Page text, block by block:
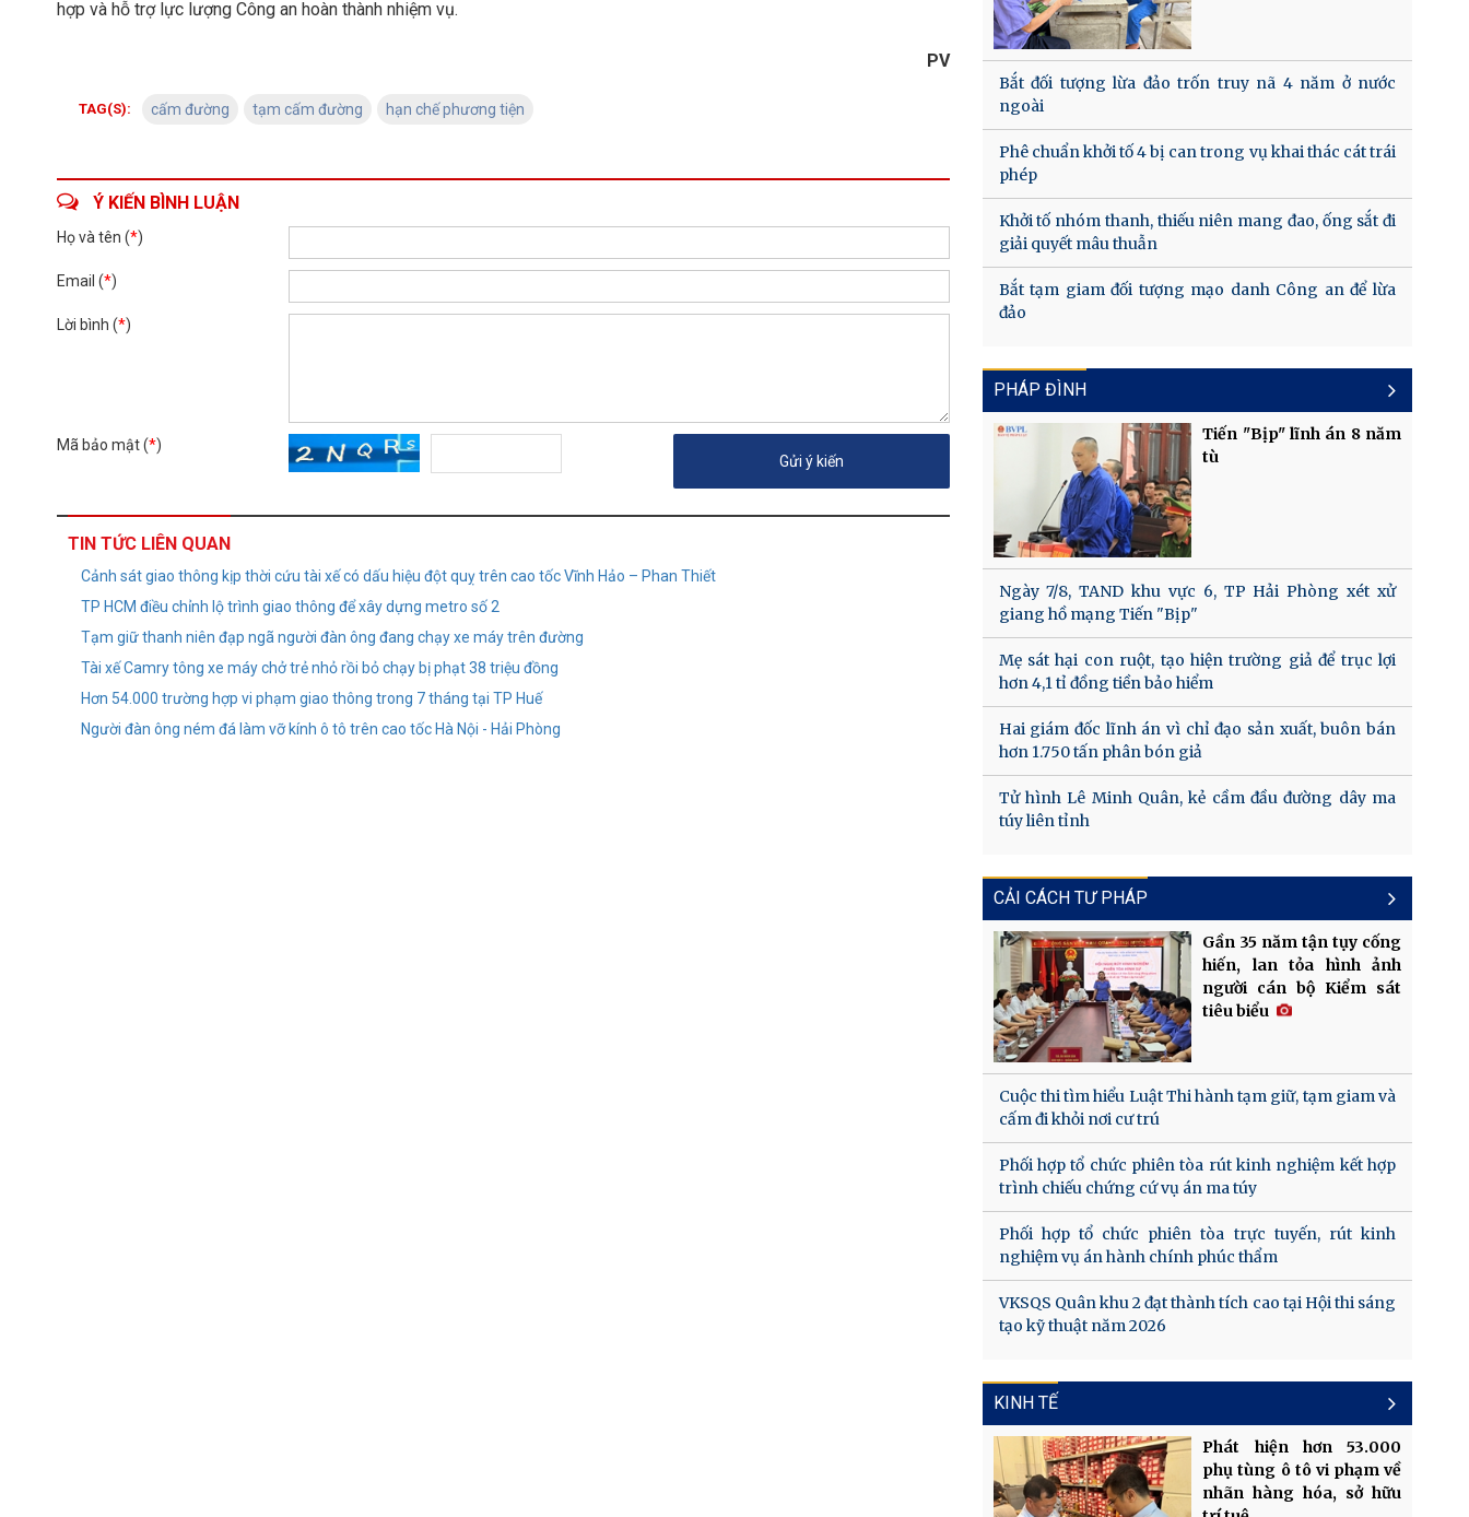
hợp và hỗ trợ lực lượng Công an hoàn thành nhiệm vụ.
PV
TAG(S): cấm đường tạm cấm đường hạn chế phương tiện
Ý KIẾN BÌNH LUẬN
Họ và tên (*)
Email (*)
Lời bình (*)
Mã bảo mật (*)
TIN TỨC LIÊN QUAN
Cảnh sát giao thông kịp thời cứu tài xế có dấu hiệu đột quỵ trên cao tốc Vĩnh Hảo – Phan Thiết
TP HCM điều chỉnh lộ trình giao thông để xây dựng metro số 2
Tạm giữ thanh niên đạp ngã người đàn ông đang chạy xe máy trên đường
Tài xế Camry tông xe máy chở trẻ nhỏ rồi bỏ chạy bị phạt 38 triệu đồng
Hơn 54.000 trường hợp vi phạm giao thông trong 7 tháng tại TP Huế
Người đàn ông ném đá làm vỡ kính ô tô trên cao tốc Hà Nội - Hải Phòng
Bắt đối tượng lừa đảo trốn truy nã 4 năm ở nước
ngoài
Phê chuẩn khởi tố 4 bị can trong vụ khai thác cát trái
phép
Khởi tố nhóm thanh, thiếu niên mang đao, ống sắt đi
giải quyết mâu thuẫn
Bắt tạm giam đối tượng mạo danh Công an để lừa
đảo
PHÁP ĐÌNH
Tiến "Bịp" lĩnh án 8 năm
tù
Ngày 7/8, TAND khu vực 6, TP Hải Phòng xét xử
giang hồ mạng Tiến "Bịp"
Mẹ sát hại con ruột, tạo hiện trường giả để trục lợi
hơn 4,1 tỉ đồng tiền bảo hiểm
Hai giám đốc lĩnh án vì chỉ đạo sản xuất, buôn bán
hơn 1.750 tấn phân bón giả
Tử hình Lê Minh Quân, kẻ cầm đầu đường dây ma
túy liên tỉnh
CẢI CÁCH TƯ PHÁP
Gần 35 năm tận tụy cống
hiến, lan tỏa hình ảnh
người cán bộ Kiểm sát
tiêu biểu
Cuộc thi tìm hiểu Luật Thi hành tạm giữ, tạm giam và
cấm đi khỏi nơi cư trú
Phối hợp tổ chức phiên tòa rút kinh nghiệm kết hợp
trình chiếu chứng cứ vụ án ma túy
Phối hợp tổ chức phiên tòa trực tuyến, rút kinh
nghiệm vụ án hành chính phúc thẩm
VKSQS Quân khu 2 đạt thành tích cao tại Hội thi sáng
tạo kỹ thuật năm 2026
KINH TẾ
Phát hiện hơn 53.000
phụ tùng ô tô vi phạm về
nhãn hàng hóa, sở hữu